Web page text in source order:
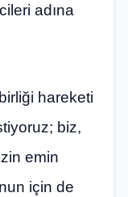
adına
hareketi
biz,
emin
için de